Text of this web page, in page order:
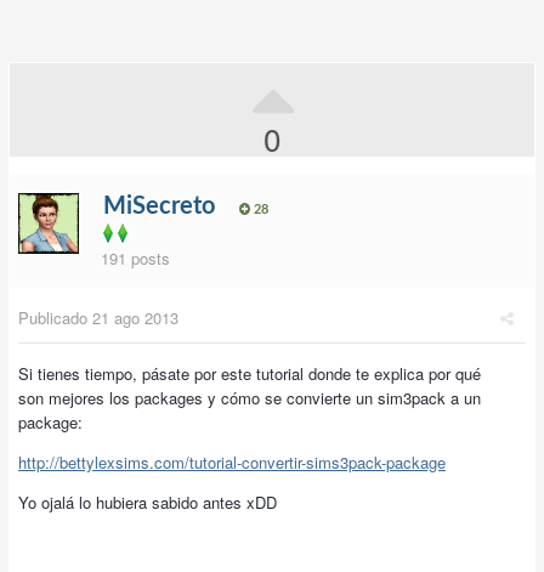
0
MiSecreto 28
191 posts
Publicado 21 ago 2013
Si tienes tiempo, pásate por este tutorial donde te explica por qué
son mejores los packages y cómo se convierte un sim3pack a un
package:
http://bettylexsims.com/tutorial-convertir-sims3pack-package
Yo ojalá lo hubiera sabido antes xDD